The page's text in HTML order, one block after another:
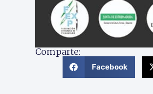
Comparte:
Facebook